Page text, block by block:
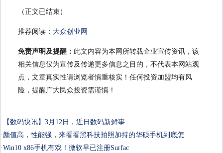
（正文已结束）
推荐阅读： 大众创业网
免责声明及提醒： 此文内容为本网所转载企业宣传资讯，该
相关信息仅为宣传及传递更多信息之目的，不代表本网站观
点，文章真实性请浏览者慎重核实！任何投资加盟均有风
险，提醒广大民众投资需谨慎！
·
【数码快讯】3月12日，近日数码新鲜事
· 颜值高，性能强，来看看黑科技拍照加持的华硕手机到底怎
·Win10 x86手机有戏！微软早已注册Surfac